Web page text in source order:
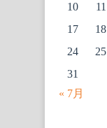
10
11
17
18
24
25
31
« 7月